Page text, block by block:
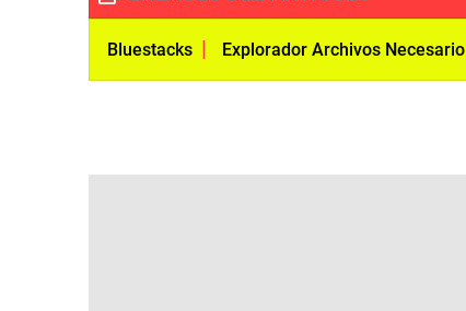
Bluestacks | Explorador Archivos Necesario